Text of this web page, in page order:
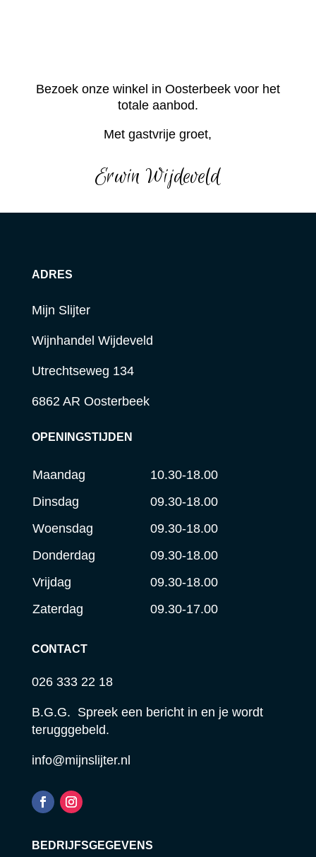
Bezoek onze winkel in Oosterbeek voor het
totale aanbod.
Met gastvrije groet,
Erwin Wijdeveld
ADRES
Mijn Slijter
Wijnhandel Wijdeveld
Utrechtseweg 134
6862 AR Oosterbeek
OPENINGSTIJDEN
Maandag
10.30-18.00
Dinsdag
09.30-18.00
Woensdag
09.30-18.00
Donderdag
09.30-18.00
Vrijdag
09.30-18.00
Zaterdag
09.30-17.00
CONTACT
026 333 22 18
B.G.G. Spreek een bericht in en je wordt
terugggebeld.
info@mijnslijter.nl
BEDRIJFSGEGEVENS